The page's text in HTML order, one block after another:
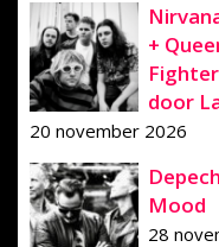
+
door
20 november 2026
Mood
28